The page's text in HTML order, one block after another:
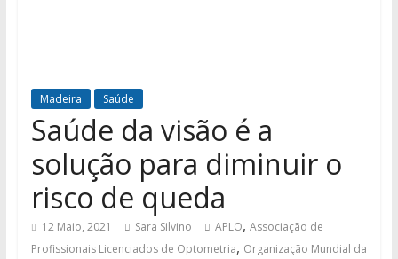
Madeira Saúde
Saúde da visão é a
solução para diminuir o
risco de queda
12 Maio, 2021 Sara Silvino APLO, Associação de
Profissionais Licenciados de Optometria, Organização Mundial da